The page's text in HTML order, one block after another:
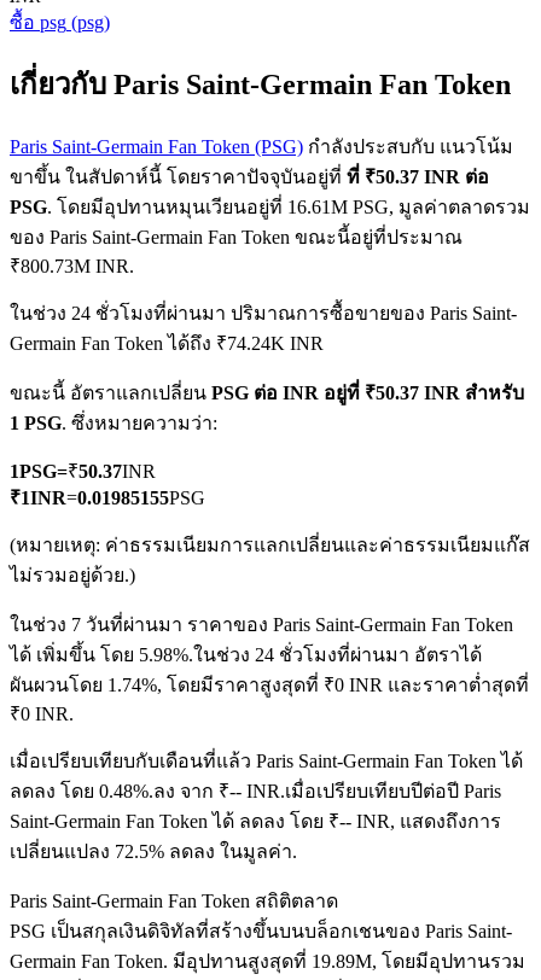
ฟิวเจอร์ส COIN-M
ฟิวเจอร์สสกุลเงินดิจิทัล
TradFi
อนุพันธ์ของหุ้น ฟอเร็กซ์ โลหะมีค่า และสินค้าโภคภัณฑ์
ฟิวเจอร์สที่ใช้ USDC เป็นหลักประกัน
คัดลอกการซื้อขาย
เข้าร่วมกับเทรดเดอร์ชั้นนำ
ซื้อ psg (psg)
เกี่ยวกับ Paris Saint-Germain Fan Token
Paris Saint-Germain Fan Token (PSG) กำลังประสบกับ แนวโน้ม
ขาขึ้น ในสัปดาห์นี้ โดยราคาปัจจุบันอยู่ที่ ที่ ₹50.37 INR ต่อ
PSG. โดยมีอุปทานหมุนเวียนอยู่ที่ 16.61M PSG, มูลค่าตลาดรวม
ของ Paris Saint-Germain Fan Token ขณะนี้อยู่ที่ประมาณ
₹800.73M INR.
ในช่วง 24 ชั่วโมงที่ผ่านมา ปริมาณการซื้อขายของ Paris Saint-
Germain Fan Token ได้ถึง ₹74.24K INR
ขณะนี้ อัตราแลกเปลี่ยน PSG ต่อ INR อยู่ที่ ₹50.37 INR สำหรับ
1 PSG. ซึ่งหมายความว่า:
1PSG=₹50.37INR
₹1INR=0.01985155PSG
(หมายเหตุ: ค่าธรรมเนียมการแลกเปลี่ยนและค่าธรรมเนียมแก๊ส
ไม่รวมอยู่ด้วย.)
ในช่วง 7 วันที่ผ่านมา ราคาของ Paris Saint-Germain Fan Token
ได้ เพิ่มขึ้น โดย 5.98%.ในช่วง 24 ชั่วโมงที่ผ่านมา อัตราได้
ผันผวนโดย 1.74%, โดยมีราคาสูงสุดที่ ₹0 INR และราคาต่ำสุดที่
₹0 INR.
เมื่อเปรียบเทียบกับเดือนที่แล้ว Paris Saint-Germain Fan Token ได้
ลดลง โดย 0.48%.ลง จาก ₹-- INR.เมื่อเปรียบเทียบปีต่อปี Paris
Saint-Germain Fan Token ได้ ลดลง โดย ₹-- INR, แสดงถึงการ
เปลี่ยนแปลง 72.5% ลดลง ในมูลค่า.
Paris Saint-Germain Fan Token สถิติตลาด
PSG เป็นสกุลเงินดิจิทัลที่สร้างขึ้นบนบล็อกเชนของ Paris Saint-
Germain Fan Token. มีอุปทานสูงสุดที่ 19.89M, โดยมีอุปทานรวม